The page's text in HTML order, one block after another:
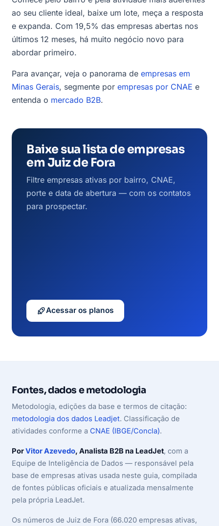
ao seu cliente ideal, baixe um lote, meça a resposta
e expanda. Com 19,5% das empresas abertas nos
últimos 12 meses, há muito negócio novo para
abordar primeiro.
Para avançar, veja o panorama de empresas em
Minas Gerais, segmente por empresas por CNAE e
entenda o mercado B2B.
Baixe sua lista de empresas
em Juiz de Fora
Filtre empresas ativas por bairro, CNAE,
porte e data de abertura — com os contatos
para prospectar.
Acessar os planos
Fontes, dados e metodologia
Metodologia, edições da base e termos de citação:
metodologia dos dados Leadjet. Classificação de
atividades conforme a CNAE (IBGE/Concla).
PorVitor Azevedo, Analista B2B na LeadJet, com a
Equipe de Inteligência de Dados — responsável pela
base de empresas ativas usada neste guia, compilada
de fontes públicas oficiais e atualizada mensalmente
pela própria LeadJet.
Os números de Juiz de Fora (66.020 empresas ativas,